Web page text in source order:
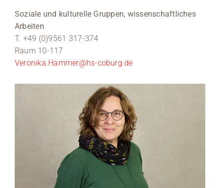
Soziale und kulturelle Gruppen, wissenschaftliches
Arbeiten
T. +49 (0)9561 317-374
Raum 10-117
Veronika.Hammer@hs-coburg.de